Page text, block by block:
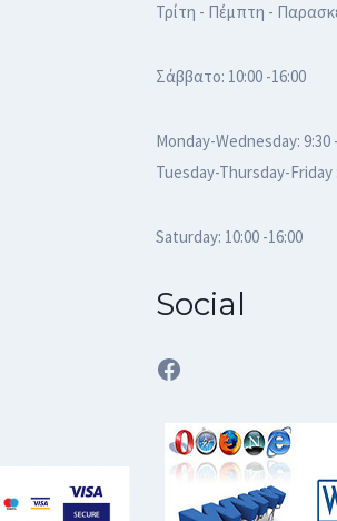
Τρίτη - Πέμπτη -
Σάββατο: 10:00 -16:00
Monday-Wednesday: 9:30
Tuesday-Thursday-Friday
Saturday: 10:00 -16:00
Social
Facebook